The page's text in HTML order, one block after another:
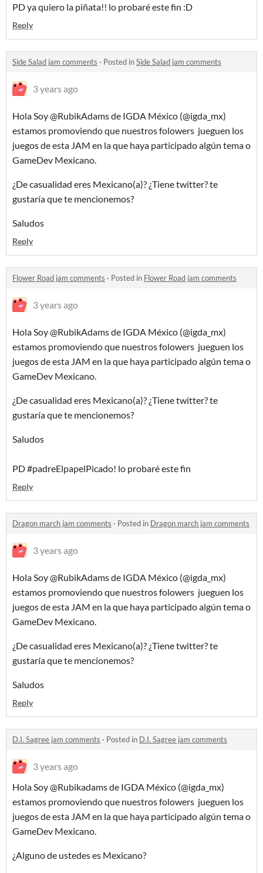
PD ya quiero la piñata!! lo probaré este fin :D
Reply
Side Salad jam comments · Posted inSide Salad jam comments
3 years ago
Hola Soy @RubikAdams de IGDA México (@igda_mx)
estamos promoviendo que nuestros folowers jueguen los
juegos de esta JAM en la que haya participado algún tema o
GameDev Mexicano.
¿De casualidad eres Mexicano(a)? ¿Tiene twitter? te
gustaría que te mencionemos?
Saludos
Reply
Flower Road jam comments · Posted in Flower Road jam comments
3 years ago
Hola Soy @RubikAdams de IGDA México (@igda_mx)
estamos promoviendo que nuestros folowers jueguen los
juegos de esta JAM en la que haya participado algún tema o
GameDev Mexicano.
¿De casualidad eres Mexicano(a)? ¿Tiene twitter? te
gustaría que te mencionemos?
Saludos
PD #padreElpapelPicado! lo probaré este fin
Reply
Dragon march jam comments · Posted in Dragon march jam comments
3 years ago
Hola Soy @RubikAdams de IGDA México (@igda_mx)
estamos promoviendo que nuestros folowers jueguen los
juegos de esta JAM en la que haya participado algún tema o
GameDev Mexicano.
¿De casualidad eres Mexicano(a)? ¿Tiene twitter? te
gustaría que te mencionemos?
Saludos
Reply
D.I. Sagree jam comments · Posted in D.I. Sagree jam comments
3 years ago
Hola Soy @Rubikadams de IGDA México (@igda_mx)
estamos promoviendo que nuestros folowers jueguen los
juegos de esta JAM en la que haya participado algún tema o
GameDev Mexicano.
¿Alguno de ustedes es Mexicano?